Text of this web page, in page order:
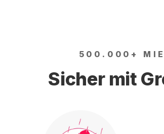
500.000+
Sicher mit